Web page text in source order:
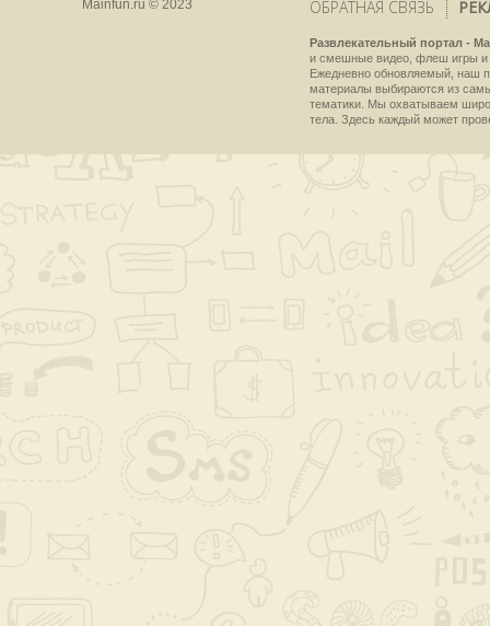
Mainfun.ru © 2023 ОБРАТНАЯ СВЯЗЬ
Развлекательный портал -
и смешные видео, флеш игры и
Ежедневно обновляемый, наш
материалы выбираются из
тематики. Мы охватываем
тела. Здесь каждый может